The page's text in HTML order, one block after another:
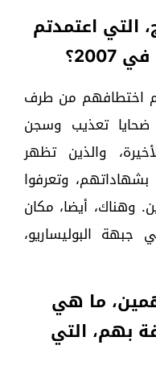
التي اعتمدتم
اختطافهم من طرف
ضحايا تعذيب وسجن
والذين تظهر
بشهاداتهم، وتعرفوا
28 المذكورين. وهناك، أيضا، مكان
جبهة البوليساريو،
ما هي
بهم، التي